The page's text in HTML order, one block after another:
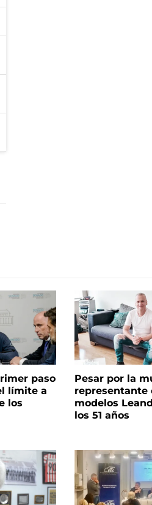
paso
límite a
los
Pesar por la
representante
modelos
los 51 años